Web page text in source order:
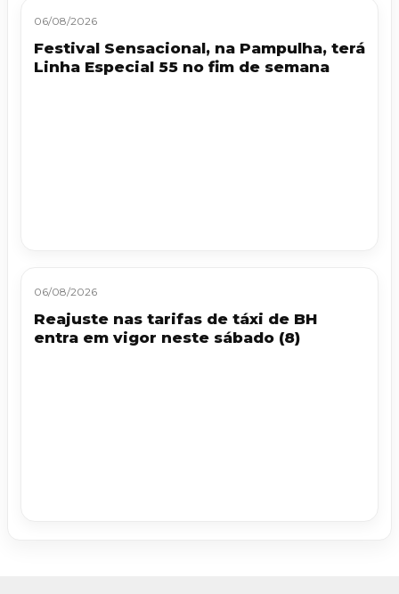
06/08/2026
Festival Sensacional, na Pampulha, terá
Linha Especial 55 no fim de semana
06/08/2026
Reajuste nas tarifas de táxi de BH
entra em vigor neste sábado (8)